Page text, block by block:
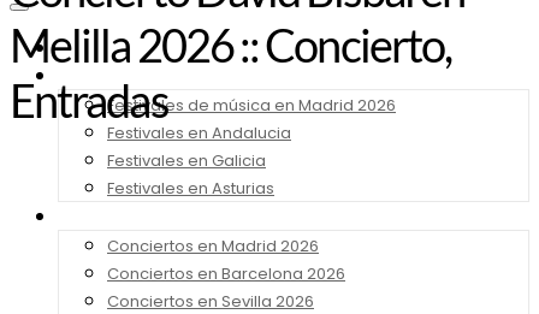
Noticias
Festivales de música en Madrid 2026
Festivales en Andalucia
Festivales en Galicia
Festivales en Asturias
Conciertos en Madrid 2026
Conciertos en Barcelona 2026
Conciertos en Sevilla 2026
Melilla 2026 :: Concierto,
Entradas